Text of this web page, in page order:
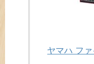
ヤマハ フ